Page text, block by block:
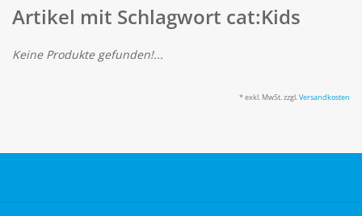
Artikel mit Schlagwort cat:Kids
Keine Produkte gefunden!...
* exkl. MwSt. zzgl.Versandkosten